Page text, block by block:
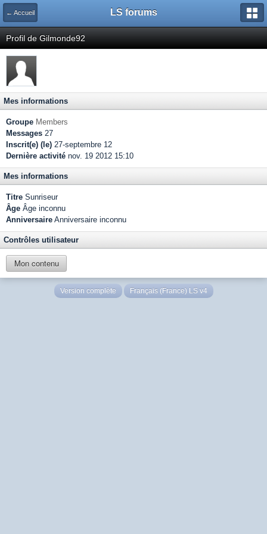
← Accueil LS forums
Profil de Gilmonde92
Mes informations
Groupe Members
Messages 27
Inscrit(e) (le) 27-septembre 12
Dernière activité nov. 19 2012 15:10
Mes informations
Titre Sunriseur
Âge Âge inconnu
Anniversaire Anniversaire inconnu
Contrôles utilisateur
Mon contenu
Version complète Français (France) LS v4